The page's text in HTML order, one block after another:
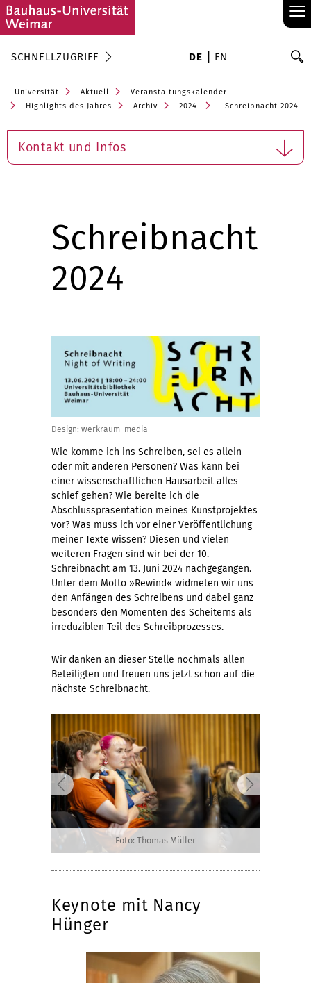
≡
SCHNELLZUGRIFF DE EN
Universität Aktuell
Veranstaltungskalender
Highlights des Jahres
Archiv 2024 Schreibnacht 2024
Kontakt und Infos
Schreibnacht
2024
Design: werkraum_media
Wie komme ich ins Schreiben, sei es allein
oder mit anderen Personen? Was kann bei
einer wissenschaftlichen Hausarbeit alles
schief gehen? Wie bereite ich die
Abschlusspräsentation meines Kunstprojektes
vor? Was muss ich vor einer Veröffentlichung
meiner Texte wissen? Diesen und vielen
weiteren Fragen sind wir bei der 10.
Schreibnacht am 13. Juni 2024 nachgegangen.
Unter dem Motto »Rewind« widmeten wir uns
den Anfängen des Schreibens und dabei ganz
besonders den Momenten des Scheiterns als
irreduziblen Teil des Schreibprozesses.
Wir danken an dieser Stelle nochmals allen
Beteiligten und freuen uns jetzt schon auf die
nächste Schreibnacht.
Foto: Thomas Müller
Keynote mit Nancy
Hünger